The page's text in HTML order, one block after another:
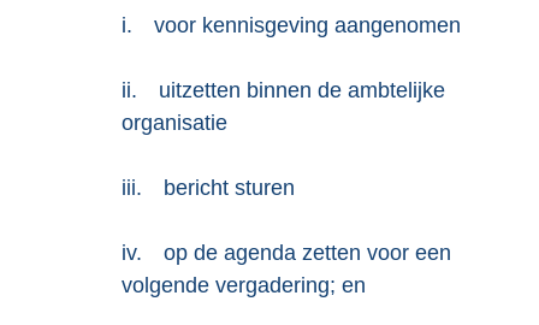
i. voor kennisgeving aangenomen
ii.
uitzetten binnen de ambtelijke
organisatie
iii. bericht sturen
iv.
op de agenda zetten voor een
volgende vergadering; en